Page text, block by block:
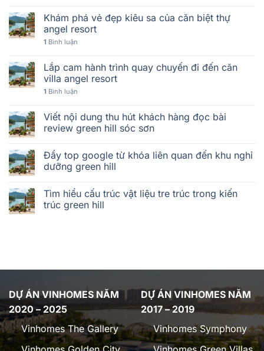
Khám phá vẻ đẹp kiêu sa của căn biệt thự
angel resort
1 Bình luận
Lắp cam hành trình quay chuyến đi đến căn
villa angel resort
1 Bình luận
Viết nội dung thu hút khách hàng đọc bài
review green hill sóc sơn
Đẩy top google từ khóa liên quan đến khu nghỉ
dưỡng green hill
Tìm hiểu cấu trúc vật liệu tre trúc trong kiến
trúc green hill
DỰ ÁN VINHOMES NĂM
2020 – 2025
Vinhomes The Gallery
DỰ ÁN VINHOMES NĂM
2017 – 2019
Vinhomes Symphony